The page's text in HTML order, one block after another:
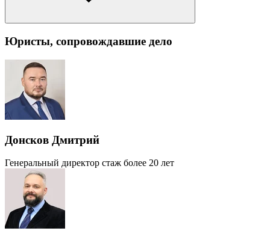
Юристы, сопровождавшие дело
Донсков Дмитрий
Генеральный директор стаж более 20 лет